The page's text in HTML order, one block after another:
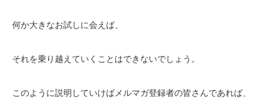
何か大きなお試しに会えば、
それを乗り越えていくことはできないでしょう。
このように説明していけばメルマガ登録者の皆さんであれば、